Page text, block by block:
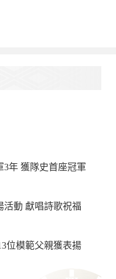
年 獲隊史首座冠軍
活動 獻唱詩歌祝福
位模範父親獲表揚